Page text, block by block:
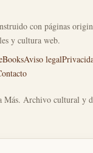
con páginas
y cultura web.
Aviso legal
Archivo cultural y